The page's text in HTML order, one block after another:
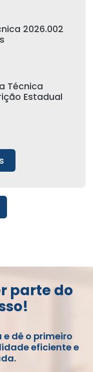
2026.002
Técnica
Estadual
parte do
dê o primeiro
eficiente e